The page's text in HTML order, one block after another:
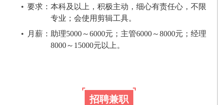
要求：本科及以上，积极主动，细心有责任心，不限
专业；会使用剪辑工具。
月薪：助理5000～6000元；主管6000～8000元；经理
8000～15000元以上。
招聘兼职